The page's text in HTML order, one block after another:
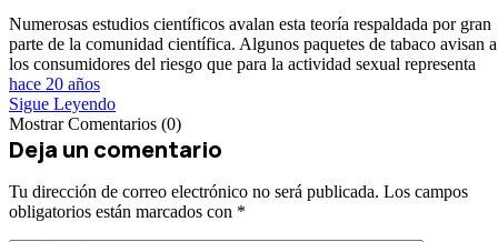
Numerosas estudios científicos avalan esta teoría respaldada por gran
parte de la comunidad científica. Algunos paquetes de tabaco avisan a
los consumidores del riesgo que para la actividad sexual representa
hace 20 años
Sigue Leyendo
Mostrar Comentarios (0)
Deja un comentario
Tu dirección de correo electrónico no será publicada. Los campos
obligatorios están marcados con *